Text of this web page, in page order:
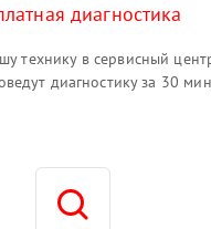
диагностика
технику в сервисный
диагностику за 30